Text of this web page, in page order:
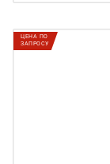
ЦЕНА ПО
ЗАПРОСУ